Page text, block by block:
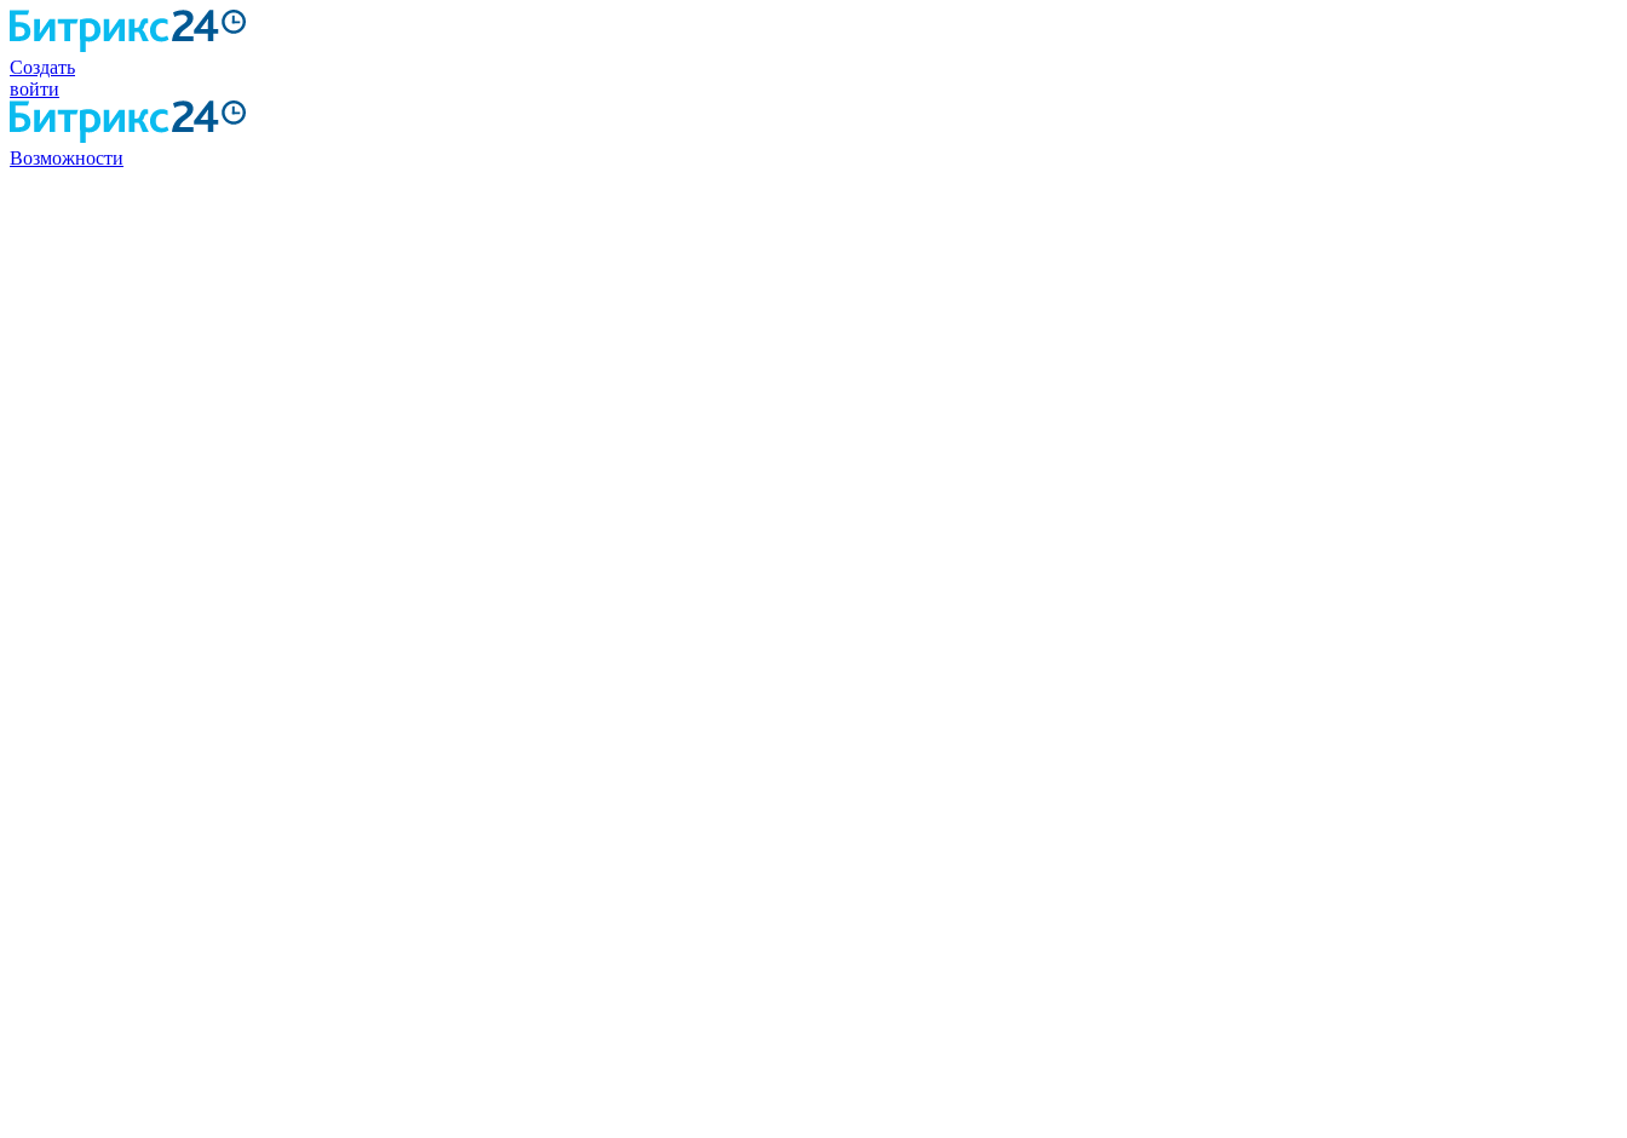
Создать
войти
Возможности